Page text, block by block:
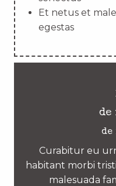
Et netus et
egestas
de
de
Curabitur eu
habitant morbi
malesuada